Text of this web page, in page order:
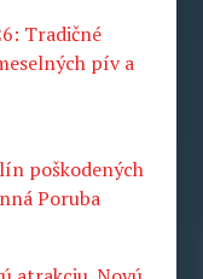
Tradičné
pív a
poškodených
Poruba